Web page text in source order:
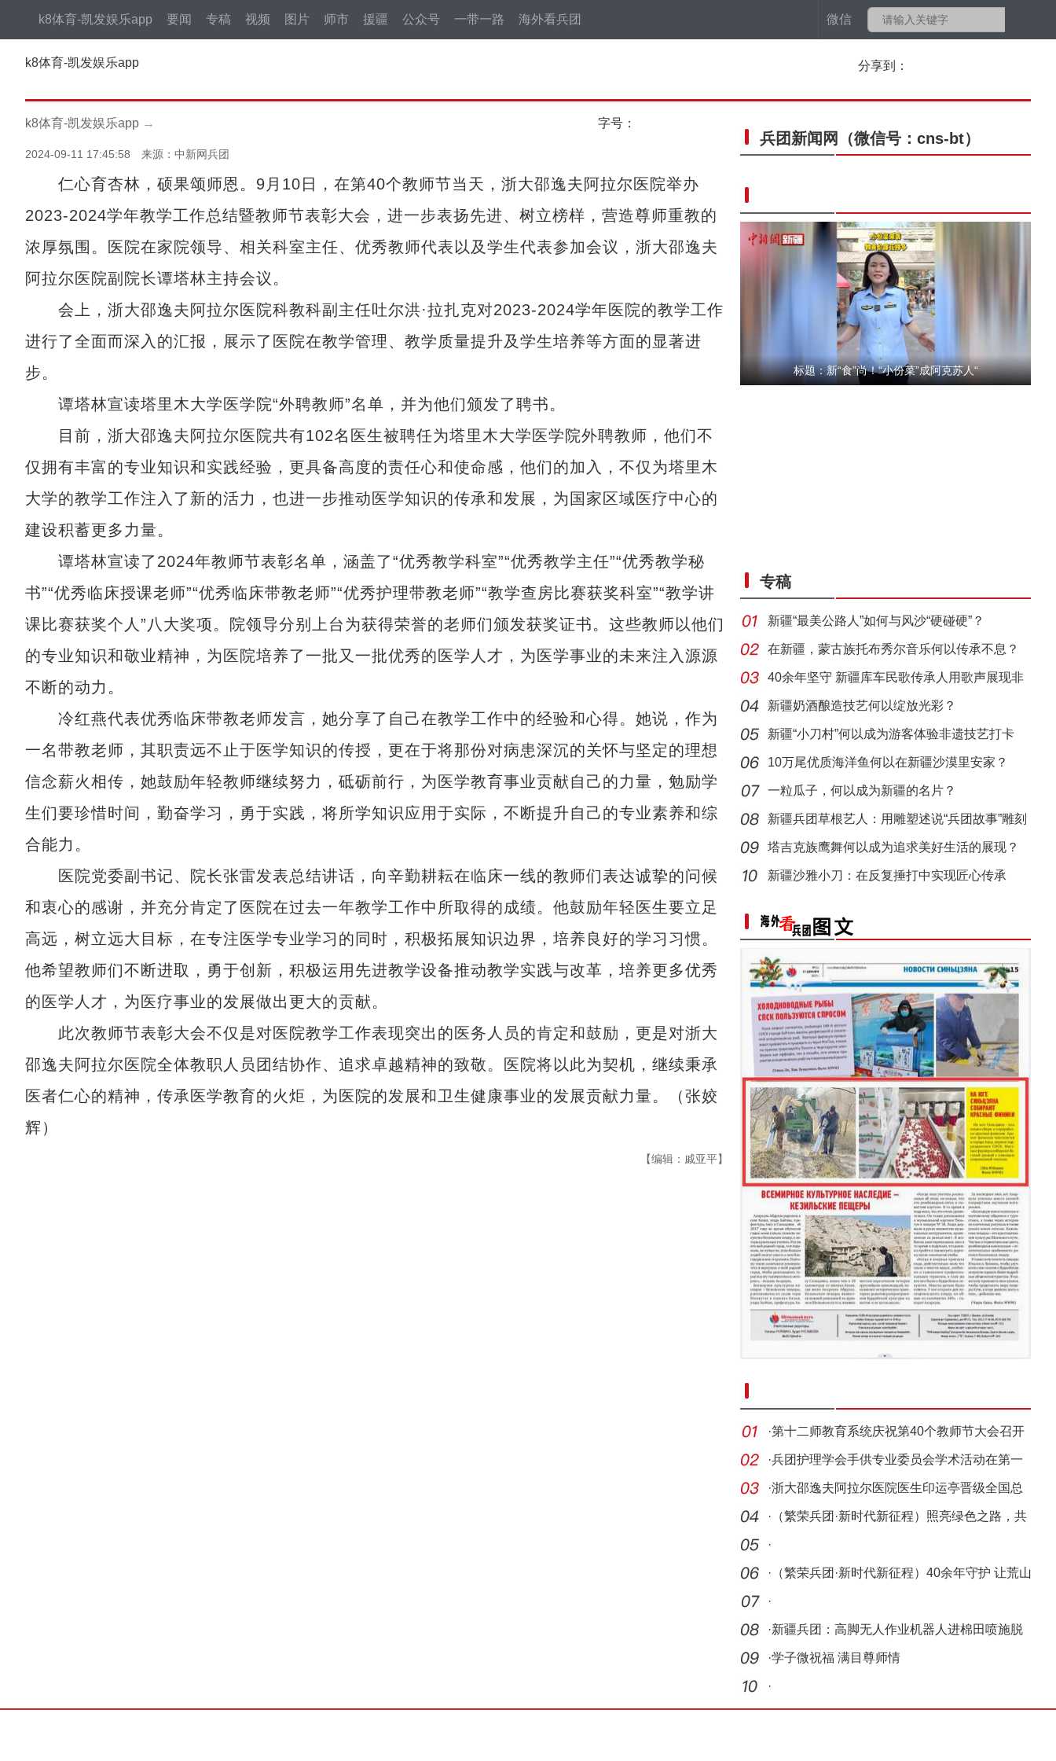
微信
k8体育-凯发娱乐app 要闻 专稿 视频 图片 师市 援疆 公众号 一带一路 海外看兵团
k8体育-凯发娱乐app 分享到：
k8体育-凯发娱乐app → 字号：
2024-09-11 17:45:58 来源：中新网兵团
仁心育杏林，硕果颂师恩。9月10日，在第40个教师节当天，浙大邵逸夫阿拉尔医院举办
2023-2024学年教学工作总结暨教师节表彰大会，进一步表扬先进、树立榜样，营造尊师重教的
浓厚氛围。医院在家院领导、相关科室主任、优秀教师代表以及学生代表参加会议，浙大邵逸夫
阿拉尔医院副院长谭塔林主持会议。
会上，浙大邵逸夫阿拉尔医院科教科副主任吐尔洪·拉扎克对2023-2024学年医院的教学工作
进行了全面而深入的汇报，展示了医院在教学管理、教学质量提升及学生培养等方面的显著进
步。
谭塔林宣读塔里木大学医学院“外聘教师”名单，并为他们颁发了聘书。
目前，浙大邵逸夫阿拉尔医院共有102名医生被聘任为塔里木大学医学院外聘教师，他们不
仅拥有丰富的专业知识和实践经验，更具备高度的责任心和使命感，他们的加入，不仅为塔里木
大学的教学工作注入了新的活力，也进一步推动医学知识的传承和发展，为国家区域医疗中心的
建设积蓄更多力量。
谭塔林宣读了2024年教师节表彰名单，涵盖了“优秀教学科室”“优秀教学主任”“优秀教学秘
书”“优秀临床授课老师”“优秀临床带教老师”“优秀护理带教老师”“教学查房比赛获奖科室”“教学讲
课比赛获奖个人”八大奖项。院领导分别上台为获得荣誉的老师们颁发获奖证书。这些教师以他们
的专业知识和敬业精神，为医院培养了一批又一批优秀的医学人才，为医学事业的未来注入源源
不断的动力。
冷红燕代表优秀临床带教老师发言，她分享了自己在教学工作中的经验和心得。她说，作为
一名带教老师，其职责远不止于医学知识的传授，更在于将那份对病患深沉的关怀与坚定的理想
信念薪火相传，她鼓励年轻教师继续努力，砥砺前行，为医学教育事业贡献自己的力量，勉励学
生们要珍惜时间，勤奋学习，勇于实践，将所学知识应用于实际，不断提升自己的专业素养和综
合能力。
医院党委副书记、院长张雷发表总结讲话，向辛勤耕耘在临床一线的教师们表达诚挚的问候
和衷心的感谢，并充分肯定了医院在过去一年教学工作中所取得的成绩。他鼓励年轻医生要立足
高远，树立远大目标，在专注医学专业学习的同时，积极拓展知识边界，培养良好的学习习惯。
他希望教师们不断进取，勇于创新，积极运用先进教学设备推动教学实践与改革，培养更多优秀
的医学人才，为医疗事业的发展做出更大的贡献。
此次教师节表彰大会不仅是对医院教学工作表现突出的医务人员的肯定和鼓励，更是对浙大
邵逸夫阿拉尔医院全体教职人员团结协作、追求卓越精神的致敬。医院将以此为契机，继续秉承
医者仁心的精神，传承医学教育的火炬，为医院的发展和卫生健康事业的发展贡献力量。（张姣
辉）
【编辑：戚亚平】
兵团新闻网 （微信号：cns-bt）
标题：新“食”尚！“小份菜”成阿克苏人“
“阿克苏是个好地方·四季之美”——《走进
（繁荣兵团·新时代新征程）新疆昆玉：光伏
专稿
新疆“最美公路人”如何与风沙“硬碰硬”？
在新疆，蒙古族托布秀尔音乐何以传承不息？
40余年坚守 新疆库车民歌传承人用歌声展现非
遗魅力
新疆奶酒酿造技艺何以绽放光彩？
新疆“小刀村”何以成为游客体验非遗技艺打卡
地？
10万尾优质海洋鱼何以在新疆沙漠里安家？
一粒瓜子，何以成为新疆的名片？
新疆兵团草根艺人：用雕塑述说“兵团故事”雕刻
别
塔吉克族鹰舞何以成为追求美好生活的展现？
新疆沙雅小刀：在反复捶打中实现匠心传承
·第十二师教育系统庆祝第40个教师节大会召开
·兵团护理学会手供专业委员会学术活动在第一
师医院
·浙大邵逸夫阿拉尔医院医生印运亭晋级全国总
决赛
· （繁荣兵团·新时代新征程）照亮绿色之路，共
创可
·
· （繁荣兵团·新时代新征程）40余年守护 让荒山
披绿
·
·新疆兵团：高脚无人作业机器人进棉田喷施脱
叶剂
·学子微祝福 满目尊师情
·